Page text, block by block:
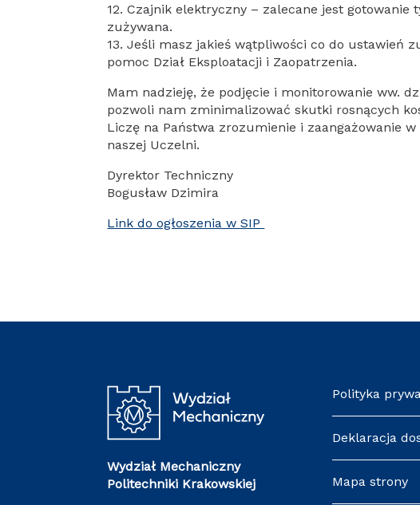
12. Czajnik elektryczny – zalecane jest
zużywana.
13. Jeśli masz jakieś wątpliwości co do ustawień
pomoc Dział Eksploatacji i Zaopatrzenia.
Mam nadzieję, że podjęcie i monitorowanie ww.
pozwoli nam zminimalizować skutki rosnących
Liczę na Państwa zrozumienie i zaangażowanie
naszej Uczelni.
Dyrektor Techniczny
Bogusław Dzimira
Link do ogłoszenia w SIP
Wydział Mechaniczny
Politechniki Krakowskiej
Polityka
Deklaracja
Mapa strony